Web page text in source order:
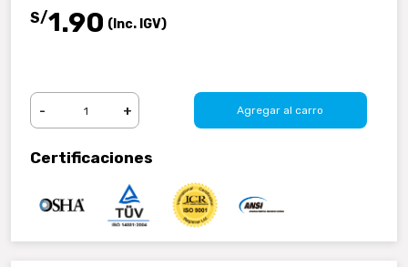
S/1.90 (Inc. IGV)
- + Agregar al carro
Certificaciones